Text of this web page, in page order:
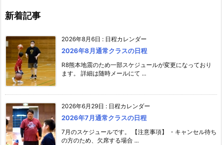
新着記事
2026年8月6日 : 日程カレンダー
2026年8月通常クラスの日程
R8熊本地震のため一部スケジュールが変更になっており
ます。 詳細は随時メールにて ...
2026年6月29日 : 日程カレンダー
2026年7月通常クラスの日程
7月のスケジュールです。 【注意事項】 ・キャンセル待ち
の方のため、欠席する場合 ...